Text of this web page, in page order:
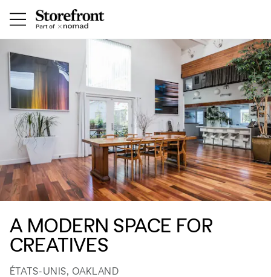
A MODERN SPACE FOR
CREATIVES
ÉTATS-UNIS, OAKLAND